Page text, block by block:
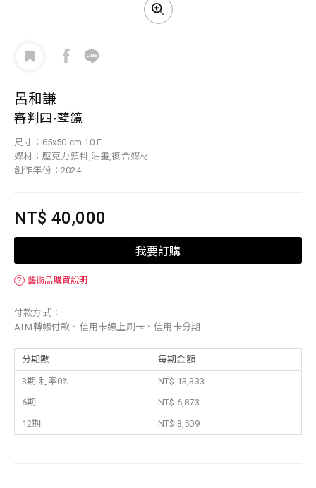
呂和謙
審判四-孽鏡
尺寸：65x50 cm 10 F
媒材：壓克力顏料,油畫,複合媒材
創作年份：2024
NT$ 40,000
我要訂購
？ 藝術品購買說明
付款方式：
ATM轉帳付款、信用卡線上刷卡、信用卡分期
分期數 每期金額
3期 利率0%
NT$ 13,333
6期
NT$ 6,873
12期
NT$ 3,509